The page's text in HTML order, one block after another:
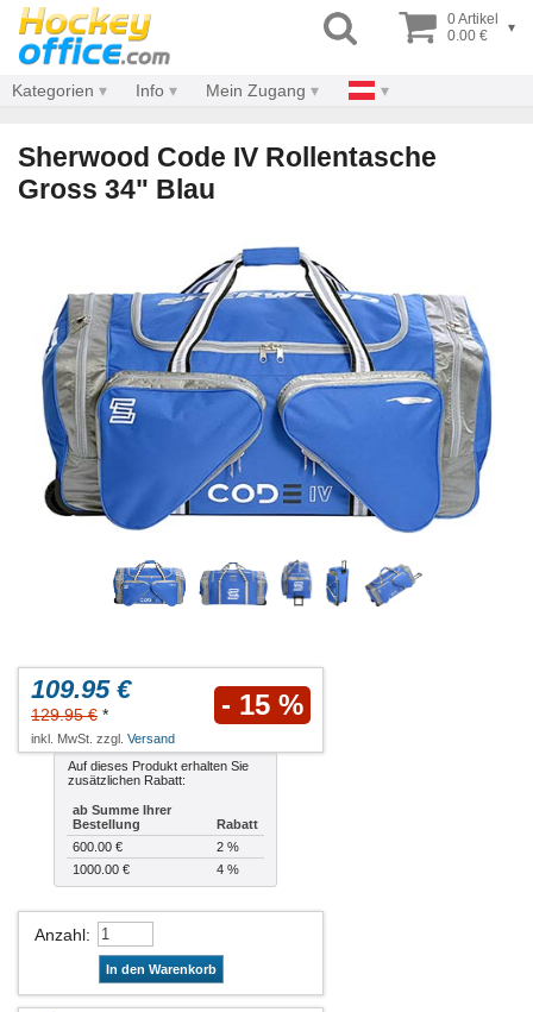
0 Artikel
0.00 €
▾
Kategorien Info Mein Zugang
Sherwood Code IV Rollentasche
Gross 34" Blau
109.95 €
129.95 € * - 15 %
inkl. MwSt. zzgl. Versand
Auf dieses Produkt erhalten Sie
zusätzlichen Rabatt:
ab Summe Ihrer
Bestellung
Rabatt
600.00 €
2 %
1000.00 €
4 %
Anzahl:
In den Warenkorb